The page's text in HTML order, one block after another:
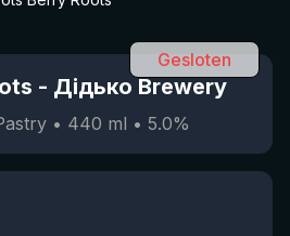
Gesloten
- Дідько Brewery
• 440 ml • 5.0%